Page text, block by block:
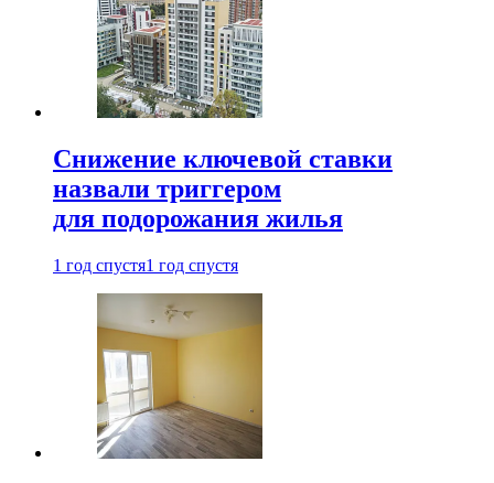
Снижение ключевой ставки
назвали триггером
для подорожания жилья
1 год спустя1 год спустя